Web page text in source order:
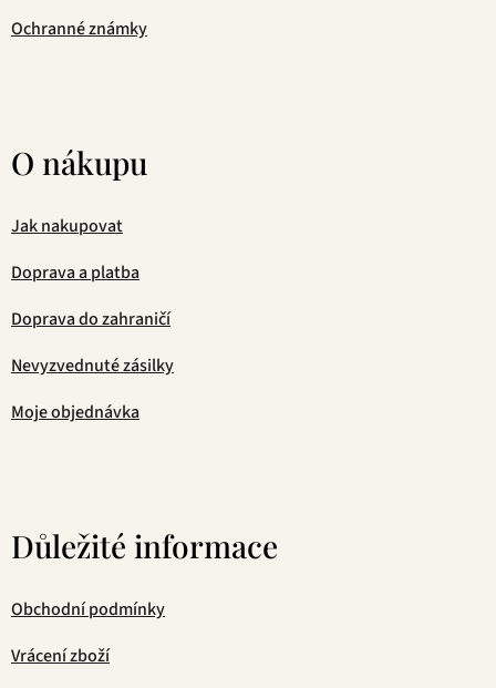
Ochranné známky
O nákupu
Jak nakupovat
Doprava a platba
Doprava do zahraničí
Nevyzvednuté zásilky
Moje objednávka
Důležité informace
Obchodní podmínky
Vrácení zboží